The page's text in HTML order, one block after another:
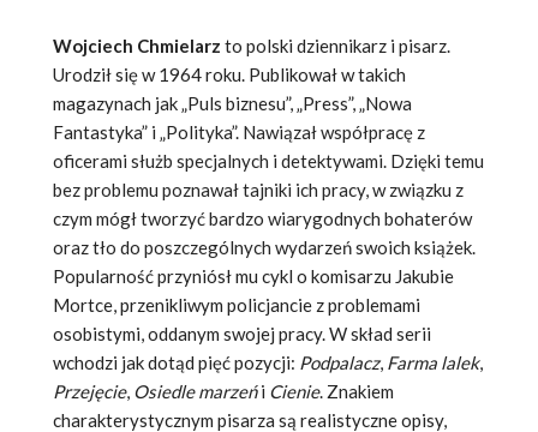
Wojciech Chmielarz to polski dziennikarz i pisarz.
Urodził się w 1964 roku. Publikował w takich
magazynach jak „Puls biznesu”, „Press”, „Nowa
Fantastyka” i „Polityka”. Nawiązał współpracę z
oficerami służb specjalnych i detektywami. Dzięki temu
bez problemu poznawał tajniki ich pracy, w związku z
czym mógł tworzyć bardzo wiarygodnych bohaterów
oraz tło do poszczególnych wydarzeń swoich książek.
Popularność przyniósł mu cykl o komisarzu Jakubie
Mortce, przenikliwym policjancie z problemami
osobistymi, oddanym swojej pracy. W skład serii
wchodzi jak dotąd pięć pozycji: Podpalacz, Farma lalek,
Przejęcie, Osiedle marzeńi Cienie. Znakiem
charakterystycznym pisarza są realistyczne opisy,